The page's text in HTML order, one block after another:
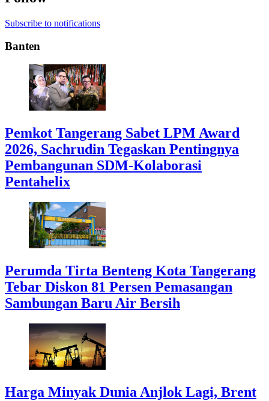
Subscribe to notifications
Banten
Pemkot Tangerang Sabet LPM Award
2026, Sachrudin Tegaskan Pentingnya
Pembangunan SDM-Kolaborasi
Pentahelix
Perumda Tirta Benteng Kota Tangerang
Tebar Diskon 81 Persen Pemasangan
Sambungan Baru Air Bersih
Harga Minyak Dunia Anjlok Lagi, Brent